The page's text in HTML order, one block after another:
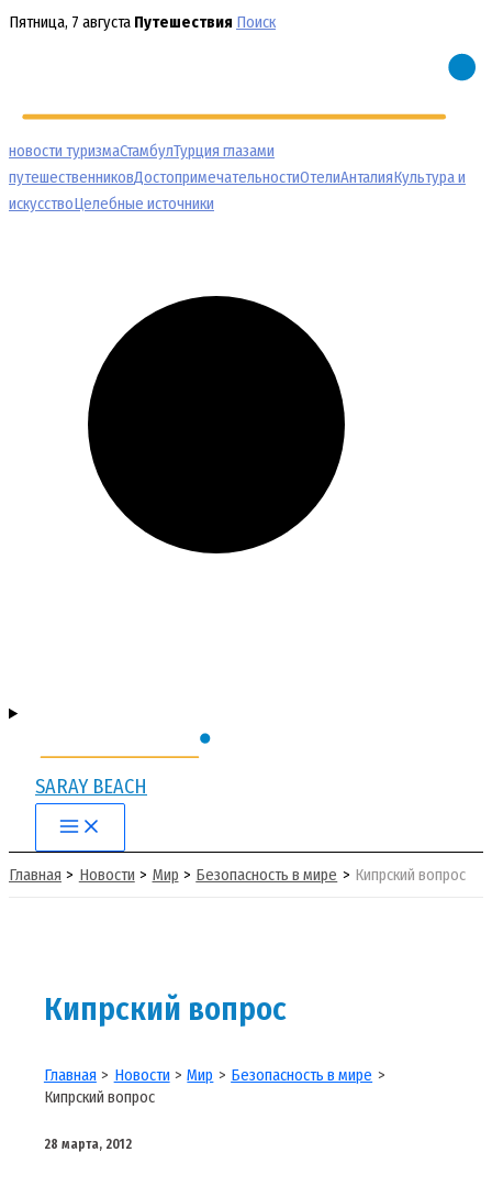
Перейти
Пятница, 7 августа Путешествия Поиск
новости туризмаСтамбулТурция глазами
путешественниковДостопримечательностиОтелиАнталияКультура и
искусствоЦелебные источники
SARAY BEACH
Main
Menu
Главная Новости Мир Безопасность в мире Кипрский вопрос
Кипрский вопрос
Главная Новости Мир
Безопасность в мире
Кипрский вопрос
28 марта, 2012